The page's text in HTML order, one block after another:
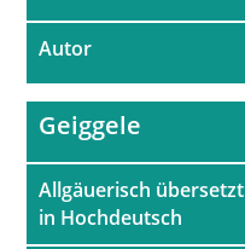
Autor
Allgäuerisch übersetzt
in Hochdeutsch
Geiggele